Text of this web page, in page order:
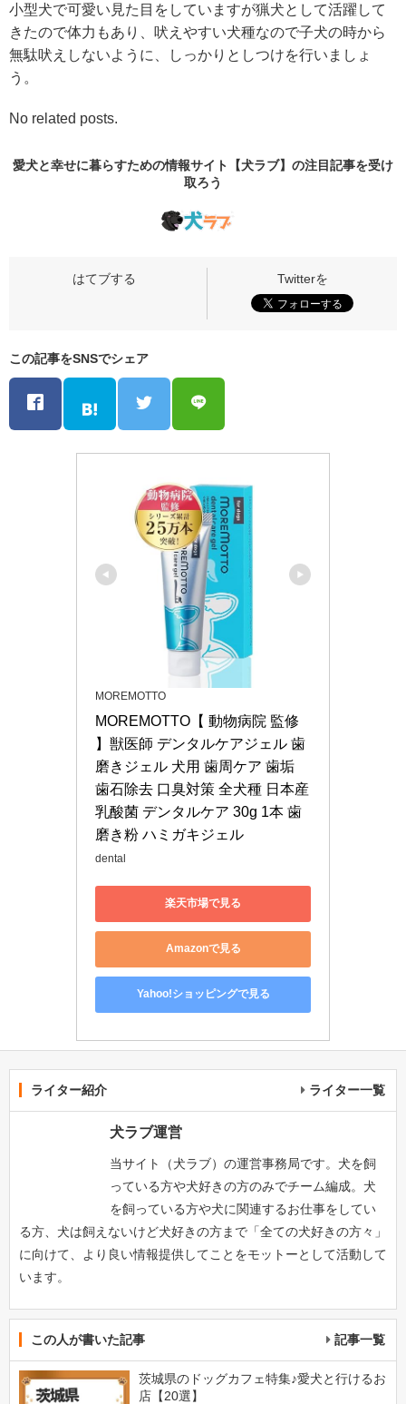
小型犬で可愛い見た目をしていますが猟犬として活躍して
きたので体力もあり、吠えやすい犬種なので子犬の時から
無駄吠えしないように、しっかりとしつけを行いましょ
う。
No related posts.
愛犬と幸せに暮らすための情報サイト【犬ラブ】の注目記事を受け
取ろう
この記事をSNSでシェア
MOREMOTTO
MOREMOTTO【 動物病院 監修
】獣医師 デンタルケアジェル 歯
磨きジェル 犬用 歯周ケア 歯垢
歯石除去 口臭対策 全犬種 日本産
乳酸菌 デンタルケア 30g 1本 歯
磨き粉 ハミガキジェル
dental
楽天市場で見る
Amazonで見る
Yahoo!ショッピングで見る
ライター紹介 ライター一覧
犬ラブ運営
当サイト（犬ラブ）の運営事務局です。犬を飼
っている方や犬好きの方のみでチーム編成。犬
を飼っている方や犬に関連するお仕事をしてい
る方、犬は飼えないけど犬好きの方まで「全ての犬好きの方々」
に向けて、より良い情報提供してことをモットーとして活動して
います。
この人が書いた記事 記事一覧
茨城県のドッグカフェ特集♪愛犬と行けるお
店【20選】